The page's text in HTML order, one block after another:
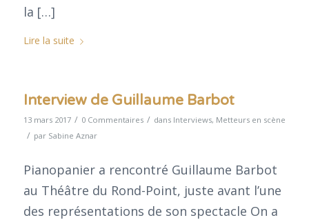
la […]
Lire la suite
Interview de Guillaume Barbot
13 mars 2017 / 0 Commentaires / dans Interviews, Metteurs en scène
/ par Sabine Aznar
Pianopanier a rencontré Guillaume Barbot
au Théâtre du Rond-Point, juste avant l’une
des représentations de son spectacle On a